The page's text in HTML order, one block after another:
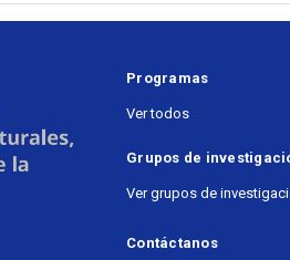
Programas
Ver todos
Grupos de
Ver grupos de
Contáctanos